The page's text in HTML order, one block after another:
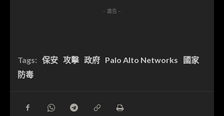
- 廣告 -
Tags: 保安 攻擊 政府 Palo Alto Networks
國家
防毒